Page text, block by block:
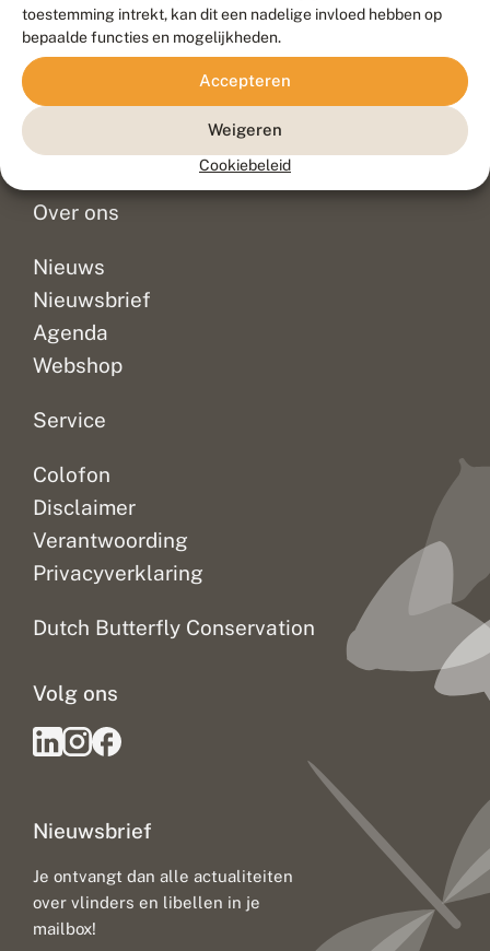
toestemming intrekt, kan dit een nadelige invloed hebben op
bepaalde functies en mogelijkheden.
Accepteren
Weigeren
Cookiebeleid
Contact
Veelgestelde vragen
Doneer
Over ons
Nieuws
Nieuwsbrief
Agenda
Webshop
Service
Colofon
Disclaimer
Verantwoording
Privacyverklaring
Dutch Butterfly Conservation
Nieuwsbrief
Je ontvangt dan alle actualiteiten
over vlinders en libellen in je
mailbox!
Volg ons
Blue Field Agency
Privacy
Disclaimer
Sitemap